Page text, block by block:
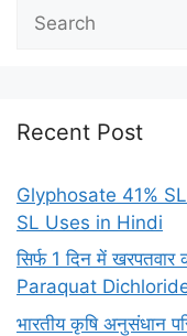
Recent Post
Glyphosate 41% SL
SL Uses in Hindi
सिर्फ 1 दिन में
Paraquat
भारतीय कृषि अनुसंधान